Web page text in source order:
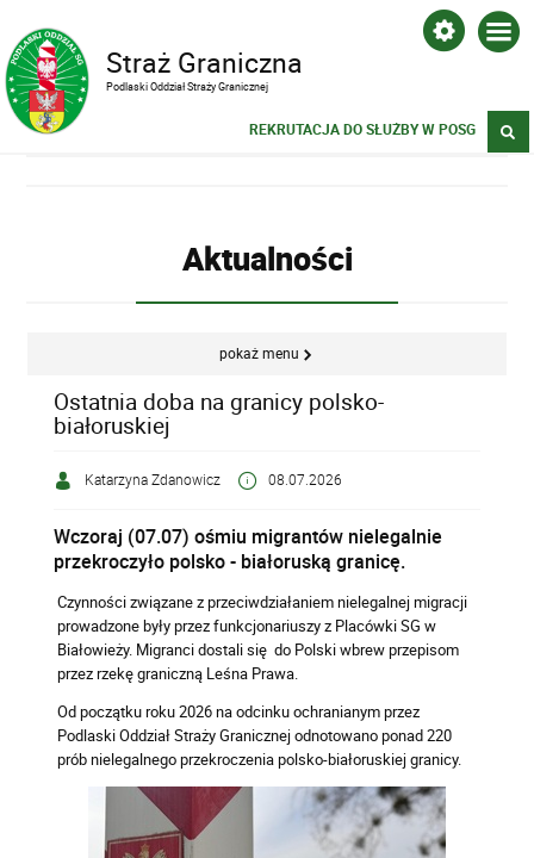
Straż Graniczna
Podlaski Oddział Straży Granicznej
REKRUTACJA DO SŁUŻBY W POSG
Aktualności
pokaż menu
Ostatnia doba na granicy polsko-
białoruskiej
Katarzyna Zdanowicz 08.07.2026
Wczoraj (07.07) ośmiu migrantów nielegalnie
przekroczyło polsko - białoruską granicę.
Czynności związane z przeciwdziałaniem nielegalnej migracji
prowadzone były przez funkcjonariuszy z Placówki SG w
Białowieży. Migranci dostali się do Polski wbrew przepisom
przez rzekę graniczną Leśna Prawa.
Od początku roku 2026 na odcinku ochranianym przez
Podlaski Oddział Straży Granicznej odnotowano ponad 220
prób nielegalnego przekroczenia polsko-białoruskiej granicy.